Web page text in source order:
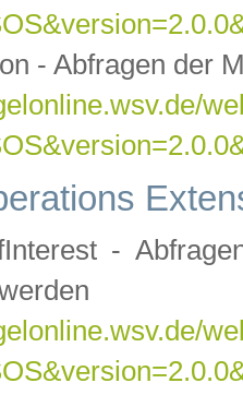
- Abfragen der
-